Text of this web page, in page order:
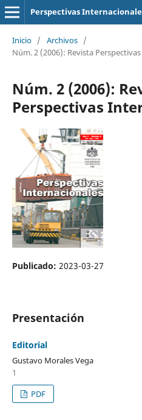
Perspectivas
Inicio / Archivos /
Núm. 2 (2006): Revista
Núm. 2 (2006):
Perspectivas
Publicado: 2023-03-27
Presentación
Editorial
Gustavo Morales Vega
1
PDF